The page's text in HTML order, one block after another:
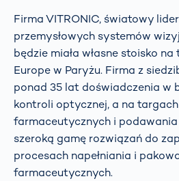
Firma VITRONIC, światowy
przemysłowych systemów
będzie miała własne stoisko
Europe w Paryżu. Firma z
ponad 35 lat doświadczenia w
kontroli optycznej, a na
farmaceutycznych i
szeroką gamę rozwiązań do
procesach napełniania i
farmaceutycznych.